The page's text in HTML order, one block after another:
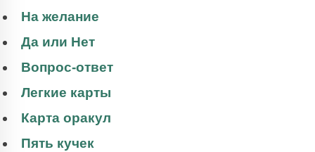
На желание
Да или Нет
Вопрос-ответ
Легкие карты
Карта оракул
Пять кучек